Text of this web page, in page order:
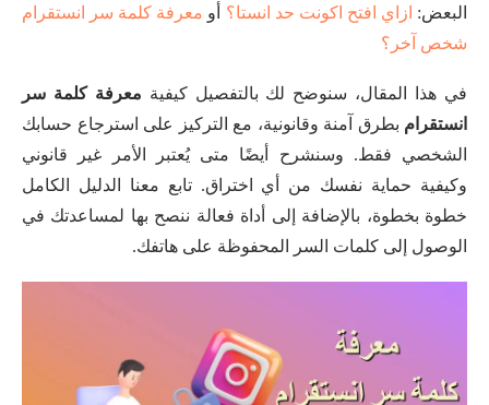
البعض: ازاي افتح اكونت حد انستا؟ أو معرفة كلمة سر انستقرام
شخص آخر؟
في هذا المقال، سنوضح لك بالتفصيل كيفية معرفة كلمة سر
انستقرام بطرق آمنة وقانونية، مع التركيز على استرجاع حسابك
الشخصي فقط. وسنشرح أيضًا متى يُعتبر الأمر غير قانوني
وكيفية حماية نفسك من أي اختراق. تابع معنا الدليل الكامل
خطوة بخطوة، بالإضافة إلى أداة فعالة ننصح بها لمساعدتك في
الوصول إلى كلمات السر المحفوظة على هاتفك.